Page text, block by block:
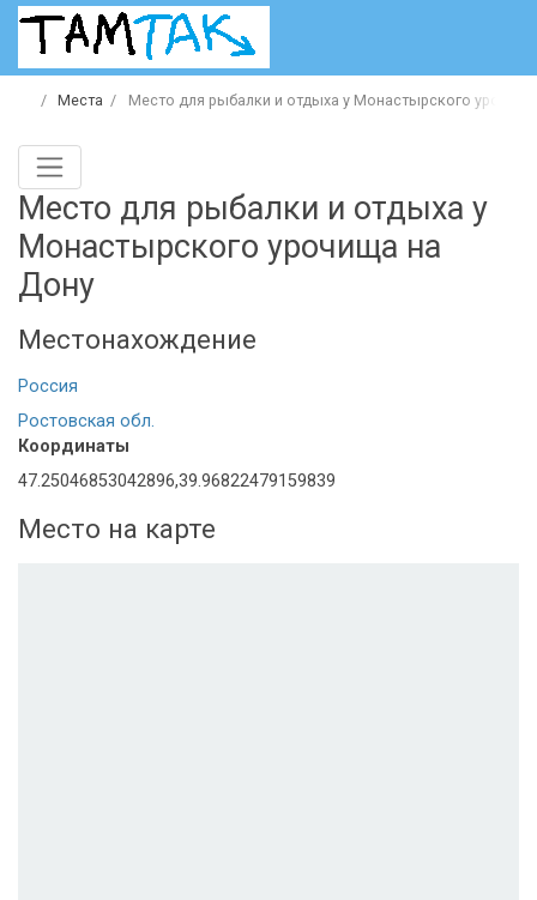
Места Место для рыбалки и отдыха у Монастырcкого
Место для рыбалки и отдыха у
Монастырcкого урочища на
Дону
Местонахождение
Россия
Ростовская обл.
Координаты
47.25046853042896,39.96822479159839
Место на карте